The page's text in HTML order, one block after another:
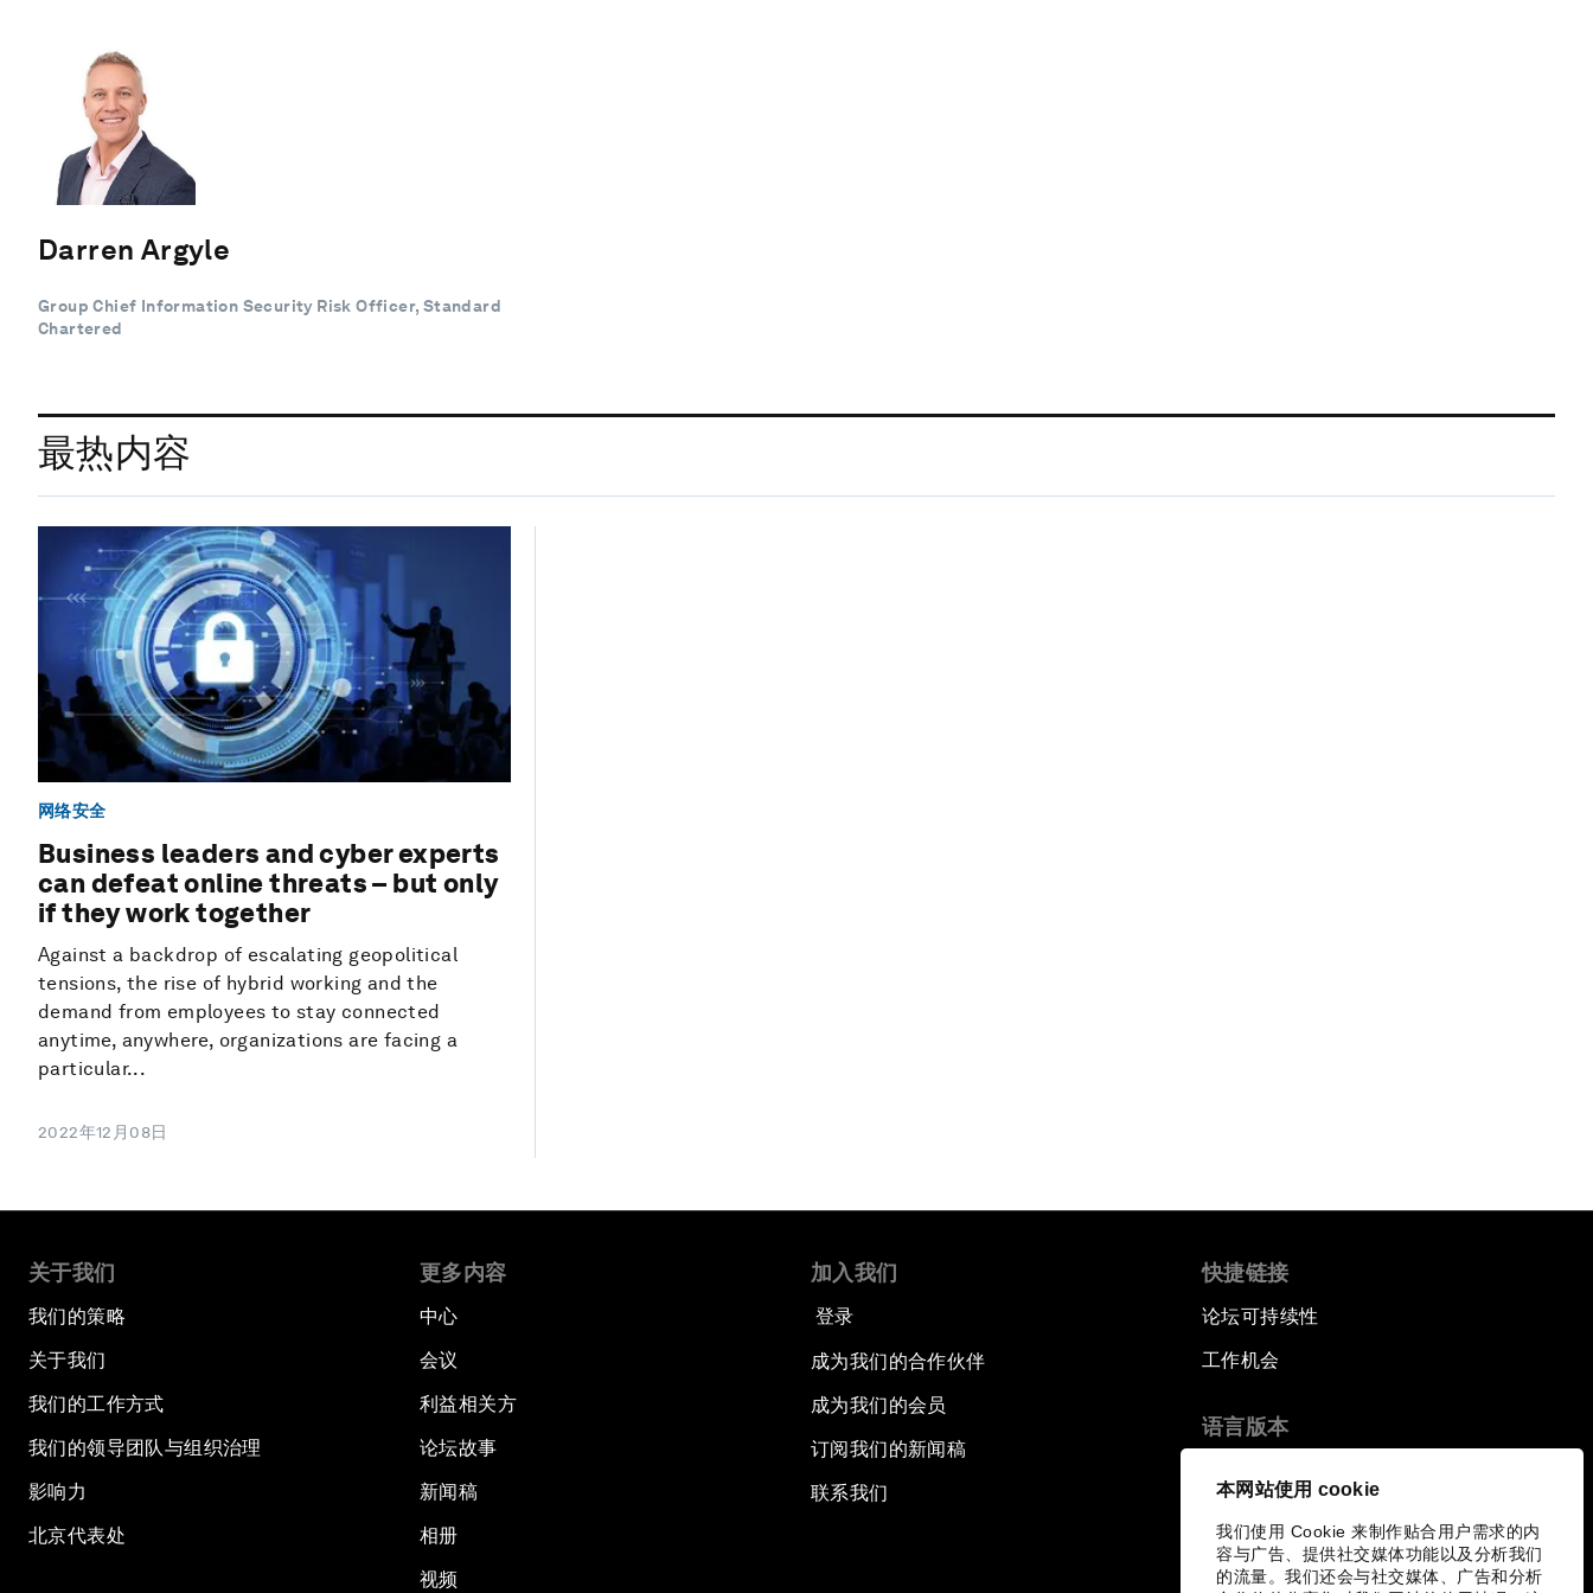
本网站使用 cookie
我们使用 Cookie 来制作贴合用户需求的内
容与广告、提供社交媒体功能以及分析我们
的流量。我们还会与社交媒体、广告和分析
Darren Argyle
Group Chief Information Security Risk Officer, Standard
Chartered
最热内容
网络安全
Business leaders and cyber experts
can defeat online threats – but only
if they work together
Against a backdrop of escalating geopolitical
tensions, the rise of hybrid working and the
demand from employees to stay connected
anytime, anywhere, organizations are facing a
particular...
2022年12月08日
关于我们
我们的策略
关于我们
我们的工作方式
我们的领导团队与组织治理
影响力
北京代表处
更多内容
中心
会议
利益相关方
论坛故事
新闻稿
相册
视频
加入我们
登录
成为我们的合作伙伴
成为我们的会员
订阅我们的新闻稿
联系我们
快捷链接
论坛可持续性
工作机会
语言版本